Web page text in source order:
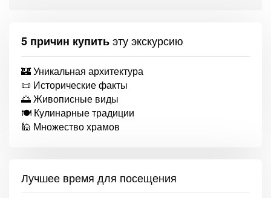
5 причин купитьэту экскурсию
🏰 Уникальная архитектура
📜 Исторические факты
🌅 Живописные виды
🍽 Кулинарные традиции
🕌 Множество храмов
Лучшее время для посещения